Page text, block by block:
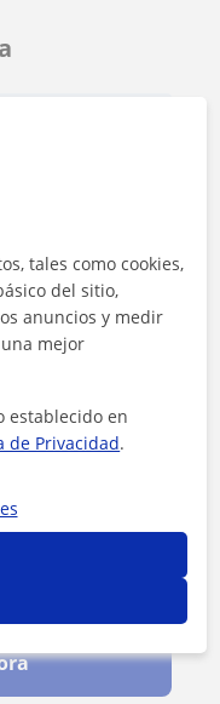
tales como cookies,
del sitio,
anuncios y medir
mejor
establecido en
de Privacidad.